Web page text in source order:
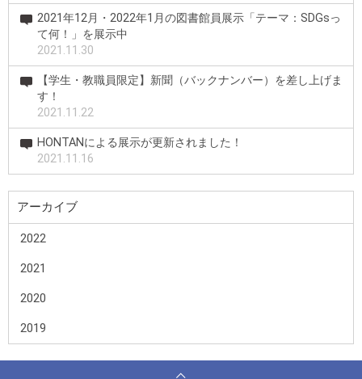
2021年12月・2022年1月の図書館員展示「テーマ：SDGsっ
て何！」を展示中
2021.11.30
【学生・教職員限定】新聞（バックナンバー）を差し上げま
す！
2021.11.22
HONTANによる展示が更新されました！
2021.11.16
アーカイブ
2022
2021
2020
2019